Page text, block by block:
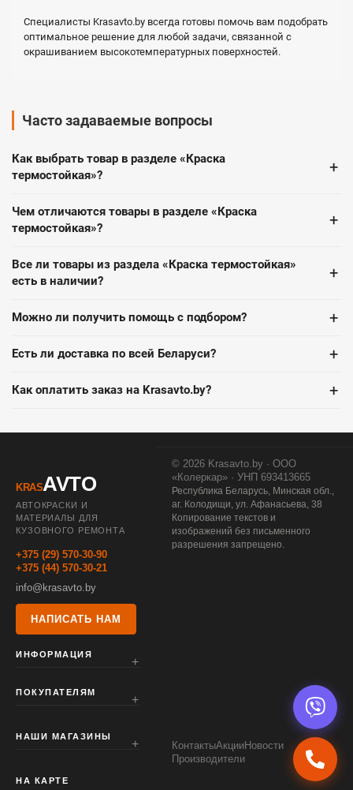
Специалисты Krasavto.by всегда готовы помочь вам подобрать
оптимальное решение для любой задачи, связанной с
окрашиванием высокотемпературных поверхностей.
Часто задаваемые вопросы
Как выбрать товар в разделе «Краска
термостойкая»?
+
Чем отличаются товары в разделе «Краска
термостойкая»?
+
Все ли товары из раздела «Краска термостойкая»
есть в наличии?
+
Можно ли получить помощь с подбором? +
Есть ли доставка по всей Беларуси? +
Как оплатить заказ на Krasavto.by? +
KRASAVTO
АВТОКРАСКИ И
МАТЕРИАЛЫ ДЛЯ
КУЗОВНОГО РЕМОНТА
+375 (29) 570-30-90
+375 (44) 570-30-21
info@krasavto.by
НАПИСАТЬ НАМ
ИНФОРМАЦИЯ
ПОКУПАТЕЛЯМ
НАШИ МАГАЗИНЫ
НА КАРТЕ
© 2026 Krasavto.by · ООО
«Колеркар» · УНП 693413665
Республика Беларусь, Минская обл.,
аг. Колодищи, ул. Афанасьева, 38
Копирование текстов и
изображений без письменного
разрешения запрещено.
КонтактыАкцииНовости
Производители